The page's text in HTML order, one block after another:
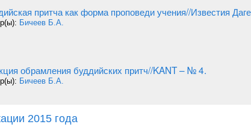
притча как форма проповеди учения//Известия
Бичеев Б.А.
обрамления буддийских притч//KANT – № 4.
Бичеев Б.А.
2015 года